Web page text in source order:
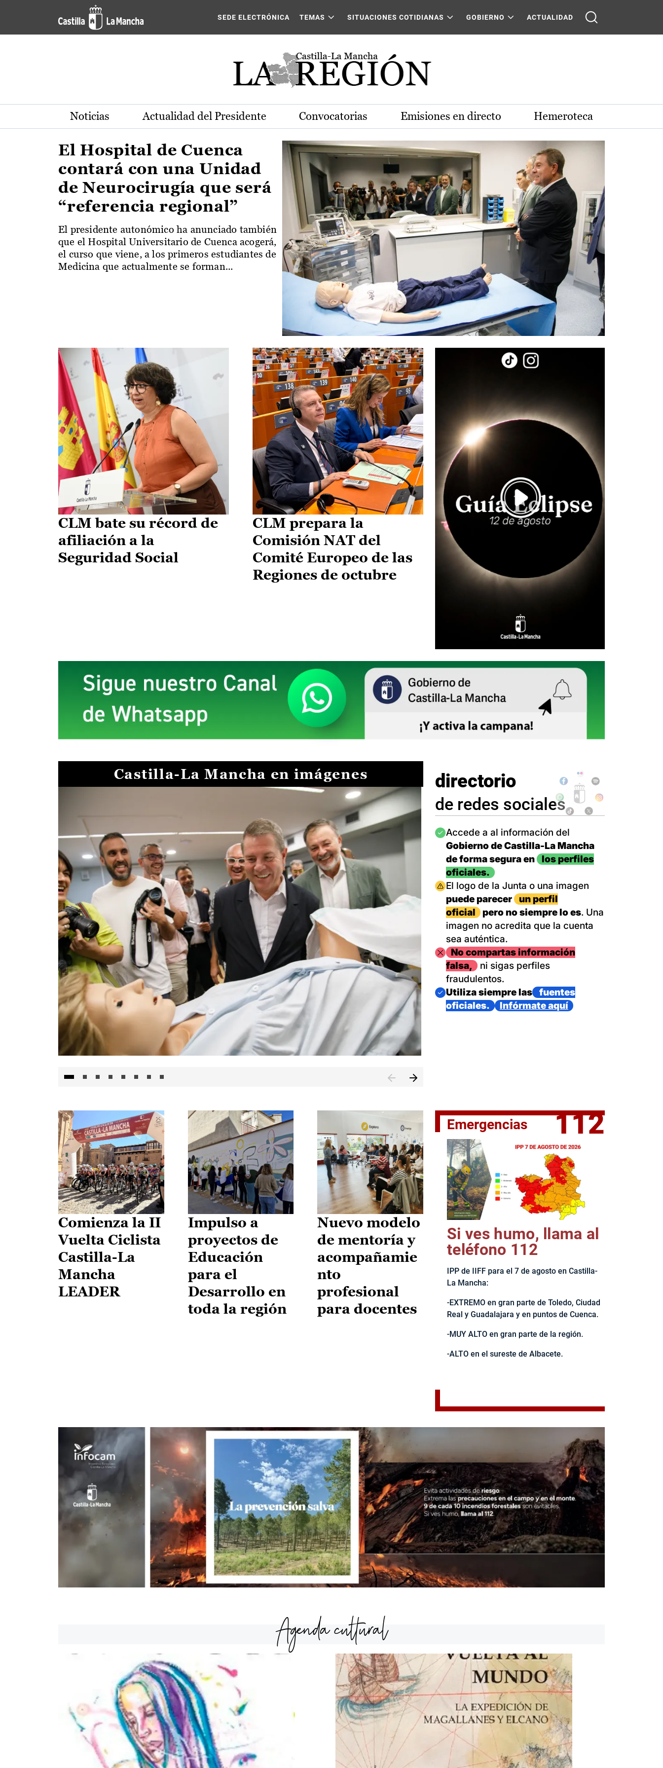
Pasar al contenido principal
Actualidad de la región de Castilla-La Mancha
SEDE ELECTRÓNICA TEMAS SITUACIONES COTIDIANAS GOBIERNO ACTUALIDAD
Noticias Actualidad del Presidente Convocatorias Emisiones en directo Hemeroteca
El Hospital de Cuenca
contará con una Unidad
de Neurocirugía que será
“referencia regional”
El presidente autonómico ha anunciado también
que el Hospital Universitario de Cuenca acogerá,
el curso que viene, a los primeros estudiantes de
Medicina que actualmente se forman...
CLM bate su récord de
afiliación a la
Seguridad Social
CLM prepara la
Comisión NAT del
Comité Europeo de las
Regiones de octubre
Castilla-La Mancha en imágenes
El jefe del Ejecutivo castellanomanchego, Emiliano García-
directorio
de redes sociales
Imagen
Accede a al información del
Gobierno de Castilla-La Mancha
de forma segura en
los perfiles
oficiales.
Imagen
El logo de la Junta o una imagen
puede parecer
un perfil
oficial
pero no siempre lo es. Una
imagen no acredita que la cuenta
sea auténtica.
ImagenNo compartas información
falsa,
ni sigas perfiles
fraudulentos.
Imagen
Utiliza siempre las
fuentes
oficiales.
Infórmate aquí
Comienza la II
Vuelta Ciclista
Castilla-La
Mancha
LEADER
Impulso a
proyectos de
Educación
para el
Desarrollo en
toda la región
Nuevo modelo
de mentoría y
acompañamie
nto
profesional
para docentes
Emergencias 112
Si ves humo, llama al
teléfono 112
IPP de IIFF para el 7 de agosto en Castilla-
La Mancha:
-EXTREMO en gran parte de Toledo, Ciudad
Real y Guadalajara y en puntos de Cuenca.
-MUY ALTO en gran parte de la región.
-ALTO en el sureste de Albacete.
Agenda cultural